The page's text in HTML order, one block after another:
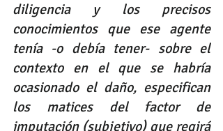
diligencia y los precisos
conocimientos que ese agente
tenía -o debía tener- sobre el
contexto en el que se habría
ocasionado el daño, especifican
los matices del factor de
imputación (subjetivo) que regirá